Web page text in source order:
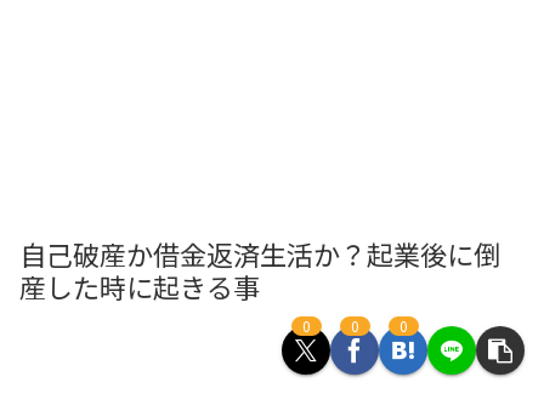
自己破産か借金返済生活か？起業後に倒
産した時に起きる事
0 0 0